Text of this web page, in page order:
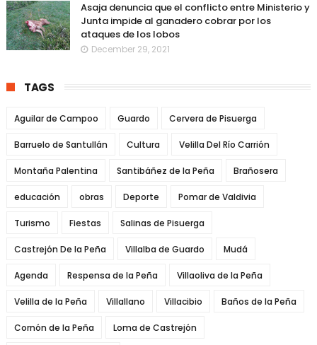
Asaja denuncia que el conflicto entre Ministerio y
Junta impide al ganadero cobrar por los
ataques de los lobos
December 29, 2021
TAGS
Aguilar de Campoo Guardo Cervera de Pisuerga
Barruelo de Santullán Cultura Velilla Del Río Carrión
Montaña Palentina Santibáñez de la Peña Brañosera
educación obras Deporte Pomar de Valdivia
Turismo Fiestas Salinas de Pisuerga
Castrejón De la Peña Villalba de Guardo Mudá
Agenda Respensa de la Peña Villaoliva de la Peña
Velilla de la Peña Villallano Villacibio Baños de la Peña
Cornón de la Peña Loma de Castrejón